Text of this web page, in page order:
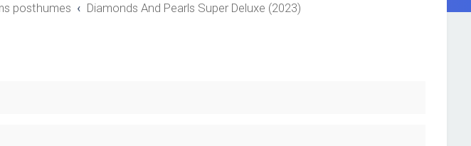
posthumes Diamonds And Pearls Super Deluxe (2023)